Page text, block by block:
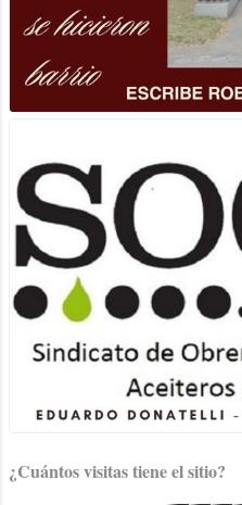
¿Cuántos visitas tiene el sitio?